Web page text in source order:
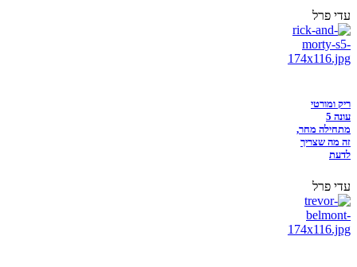
עדי פרל
ריק ומורטי
עונה 5
מתחילה מחר,
זה מה שצריך
לדעת
עדי פרל